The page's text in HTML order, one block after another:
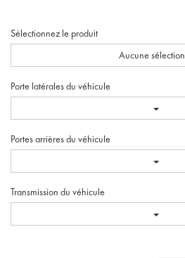
Sélectionnez le produit
Aucune sélection
Porte latérales du véhicule
Portes arrières du véhicule
Transmission du véhicule